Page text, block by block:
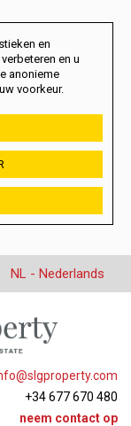
en
en u
anonieme
voorkeur.
NL - Nederlands
+34 677 670 480
neem contact op